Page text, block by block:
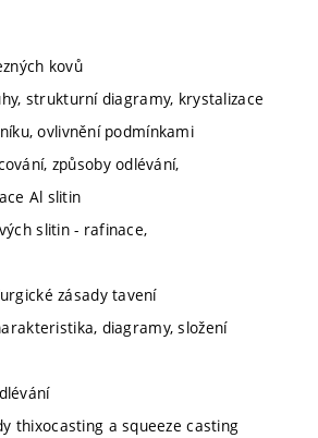
kovů
strukturní diagramy, krystalizace
ovlivnění podmínkami
způsoby odlévání,
Al slitin
slitin - rafinace,
zásady tavení
diagramy, složení
thixocasting a squeeze casting